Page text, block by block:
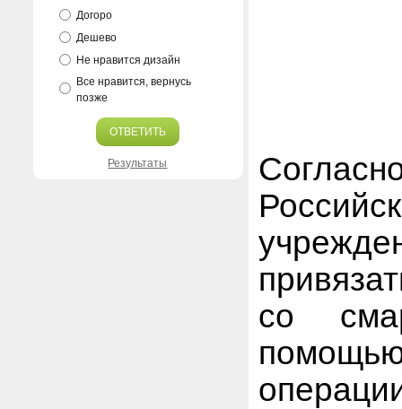
Догоро
Дешево
Не нравится дизайн
Все нравится, вернусь
позже
ОТВЕТИТЬ
Результаты
со